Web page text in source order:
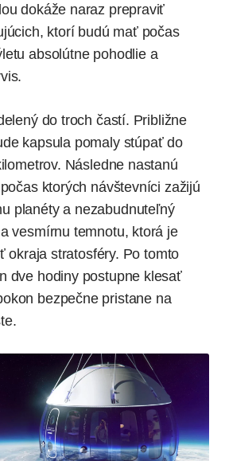
dokáže naraz prepraviť
ktorí budú mať počas
absolútne pohodlie a
do troch častí. Približne
kapsula pomaly stúpať do
Následne nastanú
ktorých návštevníci zažijú
planéty a nezabudnuteľný
vesmírnu temnotu, ktorá je
okraja stratosféry. Po tomto
dve hodiny postupne klesať
bezpečne pristane na